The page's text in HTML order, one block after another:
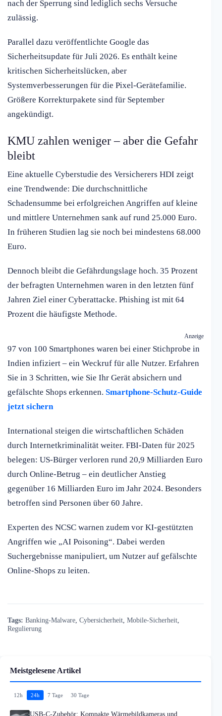
nach der Sperrung sind lediglich sechs Versuche
zulässig.
Parallel dazu veröffentlichte Google das
Sicherheitsupdate für Juli 2026. Es enthält keine
kritischen Sicherheitslücken, aber
Systemverbesserungen für die Pixel-Gerätefamilie.
Größere Korrekturpakete sind für September
angekündigt.
KMU zahlen weniger – aber die Gefahr
bleibt
Eine aktuelle Cyberstudie des Versicherers HDI zeigt
eine Trendwende: Die durchschnittliche
Schadensumme bei erfolgreichen Angriffen auf kleine
und mittlere Unternehmen sank auf rund 25.000 Euro.
In früheren Studien lag sie noch bei mindestens 68.000
Euro.
Dennoch bleibt die Gefährdungslage hoch. 35 Prozent
der befragten Unternehmen waren in den letzten fünf
Jahren Ziel einer Cyberattacke. Phishing ist mit 64
Prozent die häufigste Methode.
Anzeige
97 von 100 Smartphones waren bei einer Stichprobe in
Indien infiziert – ein Weckruf für alle Nutzer. Erfahren
Sie in 3 Schritten, wie Sie Ihr Gerät absichern und
gefälschte Shops erkennen. Smartphone-Schutz-Guide
jetzt sichern
International steigen die wirtschaftlichen Schäden
durch Internetkriminalität weiter. FBI-Daten für 2025
belegen: US-Bürger verloren rund 20,9 Milliarden Euro
durch Online-Betrug – ein deutlicher Anstieg
gegenüber 16 Milliarden Euro im Jahr 2024. Besonders
betroffen sind Personen über 60 Jahre.
Experten des NCSC warnen zudem vor KI-gestützten
Angriffen wie „AI Poisoning“. Dabei werden
Suchergebnisse manipuliert, um Nutzer auf gefälschte
Online-Shops zu leiten.
Tags: Banking-Malware Cybersicherheit Mobile-Sicherheit
Regulierung
Meistgelesene Artikel
12h 24h 7 Tage 30 Tage
USB-C-Zubehör: Kompakte Wärmebildkameras und